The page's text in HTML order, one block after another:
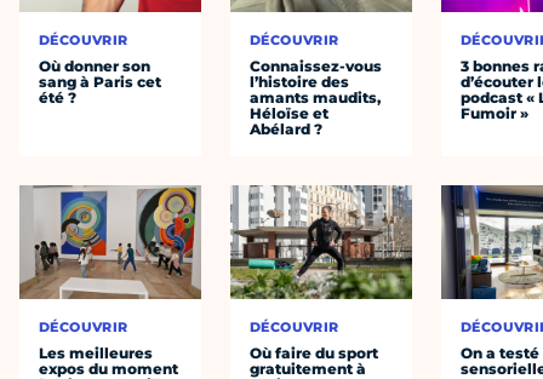
DÉCOUVRIR
Où donner son
sang à Paris cet
été ?
DÉCOUVRIR
Les meilleures
expos du moment
DÉCOUVRIR
Connaissez-vous
l’histoire des
amants maudits,
Héloïse et
Abélard ?
DÉCOUVRIR
Où faire du sport
gratuitement à
3 bonnes
d’écouter
podcast «
Fumoir »
On a